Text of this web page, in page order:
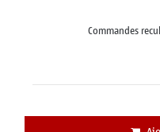
Commandes